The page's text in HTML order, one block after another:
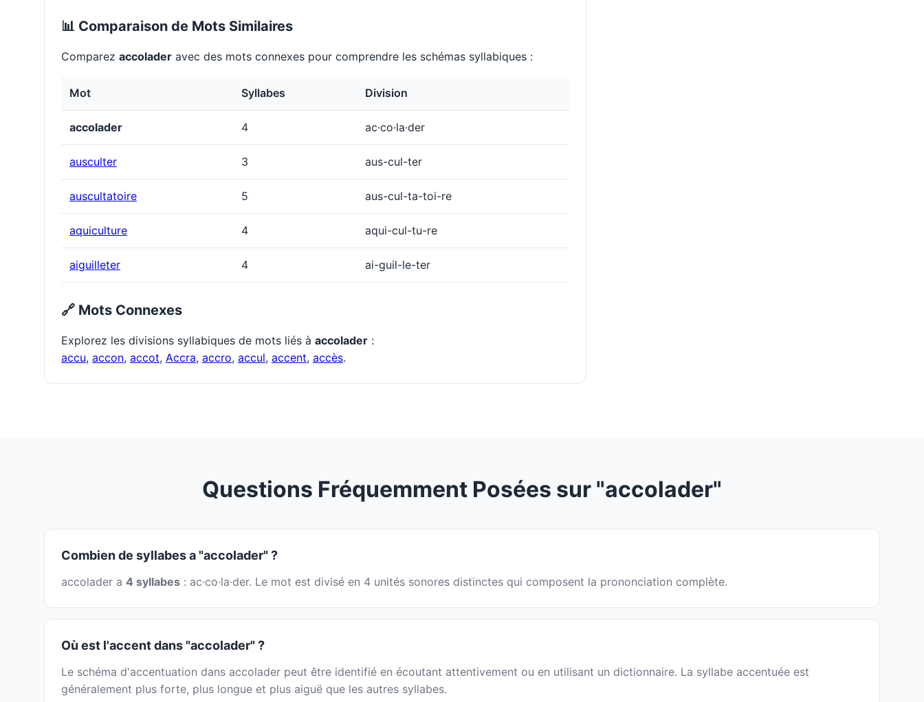
📊 Comparaison de Mots Similaires
Comparez accolader avec des mots connexes pour comprendre les schémas syllabiques :
Mot Syllabes Division
accolader 4 ac·co·la·der
ausculter 3 aus-cul-ter
auscultatoire 5 aus-cul-ta-toi-re
aquiculture 4 aqui-cul-tu-re
aiguilleter 4 ai-guil-le-ter
🔗 Mots Connexes
Explorez les divisions syllabiques de mots liés à accolader :
accu, accon, accot, Accra, accro, accul, accent, accès.
Questions Fréquemment Posées sur "accolader"
Combien de syllabes a "accolader" ?
accolader a 4 syllabes : ac·co·la·der. Le mot est divisé en 4 unités sonores distinctes qui composent la prononciation complète.
Où est l'accent dans "accolader" ?
Le schéma d'accentuation dans accolader peut être identifié en écoutant attentivement ou en utilisant un dictionnaire. La syllabe accentuée est
généralement plus forte, plus longue et plus aiguë que les autres syllabes.